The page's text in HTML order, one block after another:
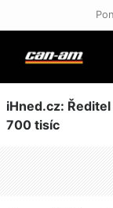
iHned.cz:
700 tisíc